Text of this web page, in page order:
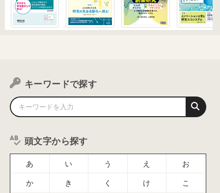
キーワードで探す
頭文字から探す
あ い う え お
か き く け こ